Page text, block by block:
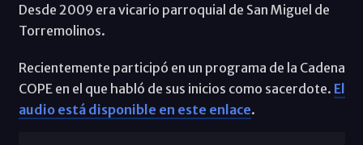
Desde 2009 era vicario parroquial de San Miguel de
Torremolinos.
Recientemente participó en un programa de la Cadena
COPE en el que habló de sus inicios como sacerdote. El
audio está disponible en este enlace.